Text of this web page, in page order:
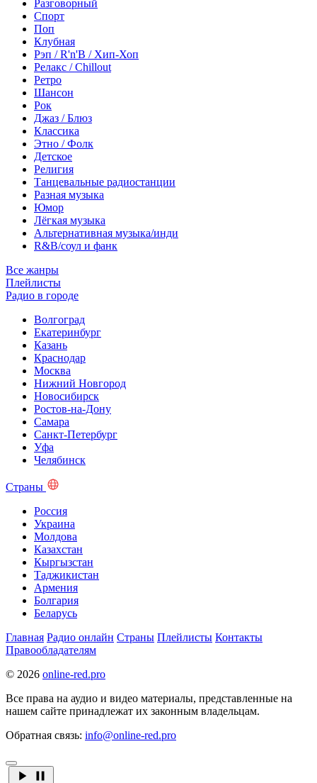
Разговорный
Спорт
Поп
Клубная
Рэп / R'n'B / Хип-Хоп
Релакс / Chillout
Ретро
Шансон
Рок
Джаз / Блюз
Классика
Этно / Фолк
Детское
Религия
Танцевальные радиостанции
Разная музыка
Юмор
Лёгкая музыка
Альтернативная музыка/инди
R&B/cоул и фанк
Все жанры
Плейлисты
Радио в городе
Волгоград
Екатеринбург
Казань
Краснодар
Москва
Нижний Новгород
Новосибирск
Ростов-на-Дону
Самара
Санкт-Петербург
Уфа
Челябинск
Страны
Россия
Украина
Молдова
Казахстан
Кыргызстан
Таджикистан
Армения
Болгария
Беларусь
Главная Радио онлайн Страны Плейлисты Контакты
Правообладателям
© 2026 online-red.pro
Все права на аудио и видео материалы, представленные на
нашем сайте принадлежат их законным владельцам.
Обратная связь: info@online-red.pro